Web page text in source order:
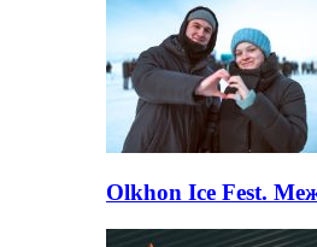
Olkhon Ice Fest.